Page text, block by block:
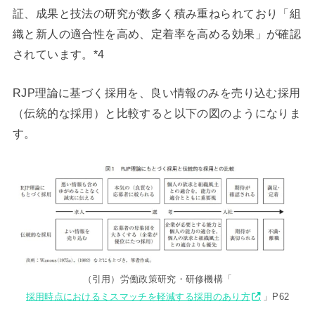
証、成果と技法の研究が数多く積み重ねられており「組
織と新人の適合性を高め、定着率を高める効果」が確認
されています。*4
RJP理論に基づく採用を、良い情報のみを売り込む採用
（伝統的な採用）と比較すると以下の図のようになりま
す。
（引用）労働政策研究・研修機構「
採用時点におけるミスマッチを軽減する採用のあり方
」P62